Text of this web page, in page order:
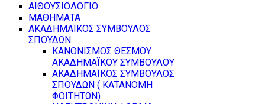
ΑΙΘΟΥΣΙΟΛΟΓΙΟ
ΜΑΘΗΜΑΤΑ
ΑΚΑΔΗΜΑΪΚΟΣ ΣΥΜΒΟΥΛΟΣ
ΣΠΟΥΔΩΝ
ΚΑΝΟΝΙΣΜΟΣ ΘΕΣΜΟΥ
ΑΚΑΔΗΜΑΪΚΟΥ ΣΥΜΒΟΥΛΟΥ
ΑΚΑΔΗΜΑΪΚΟΣ ΣΥΜΒΟΥΛΟΣ
ΣΠΟΥΔΩΝ ( ΚΑΤΑΝΟΜΗ
ΦΟΙΤΗΤΩΝ)